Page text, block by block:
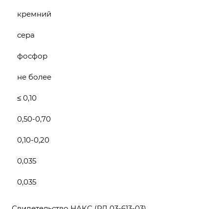
кремний
сера
фосфор
не более
≤ 0,10
0,50-0,70
0,10-0,20
0,035
0,035